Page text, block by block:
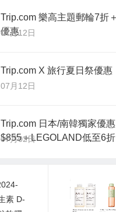
Trip.com 樂高主題郵輪7折
優惠
07月12日
Trip.com X 旅行夏日祭優惠
07月12日
Trip.com 日本/南韓獨家優
$855＋LEGOLAND低至6折
07月02日